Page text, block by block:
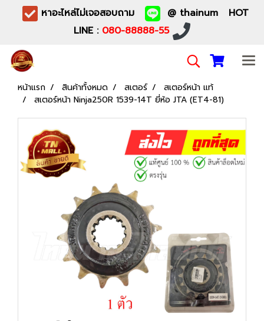
หาอะไหล่ไม่เจอสอบถาม
@ thainum HOT
LINE : 080-88888-55
หน้าแรก สินค้าทั้งหมด สเตอร์
สเตอร์หน้า แท้
สเตอร์หน้า Ninja250R 1539-14T ยี่ห้อ JTA (ET4-81)